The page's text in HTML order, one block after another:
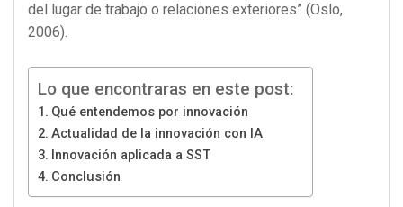
del lugar de trabajo o relaciones exteriores” (Oslo,
2006).
Lo que encontraras en este post:
Qué entendemos por innovación
Actualidad de la innovación con IA
Innovación aplicada a SST
Conclusión